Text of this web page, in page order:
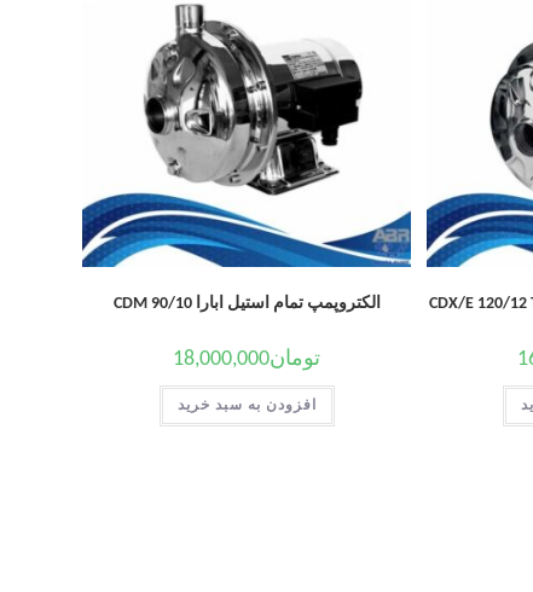
الکتروپمپ تمام استیل ابارا CDM 90/10
تومان18,000,000
افزودن به سبد خرید